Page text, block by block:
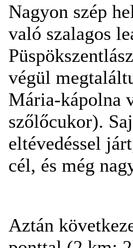
Nagyon szép
való szalagos
végül
Mária-kápolna
szőlőcukor).
eltévedéssel
cél, és még
Aztán